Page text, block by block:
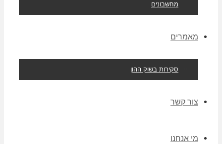
מחשבונים
מאמרים
סקירות בשוק ההון
צור קשר
מי אנחנו